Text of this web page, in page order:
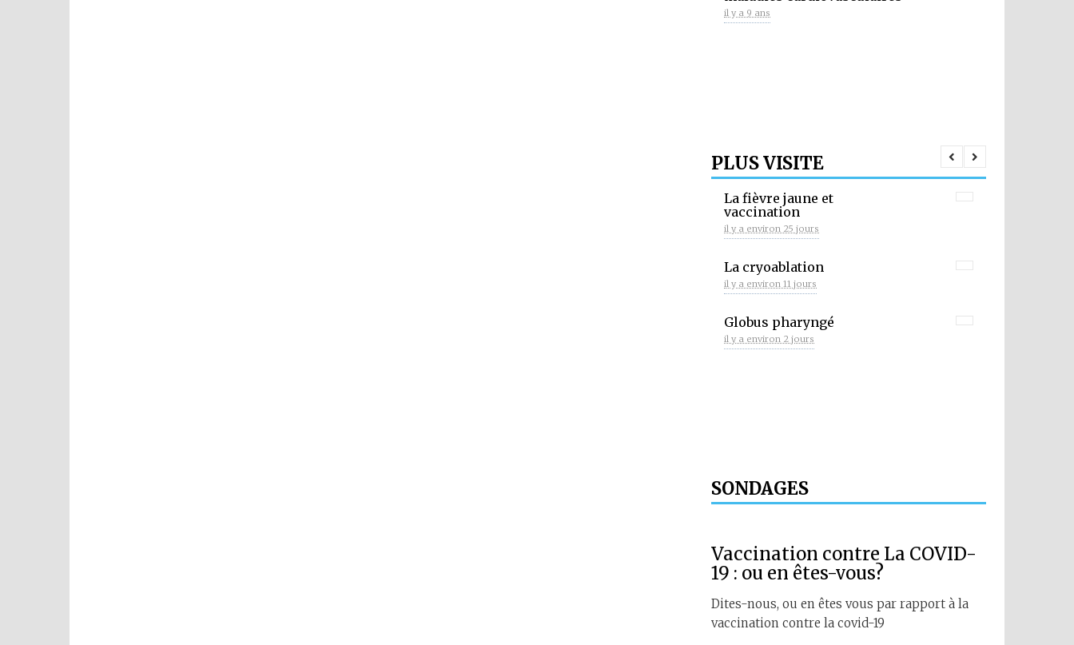
il y a 9 ans
PLUS VISITE
La fièvre jaune et
vaccination
il y a environ 25 jours
La cryoablation
il y a environ 11 jours
Globus pharyngé
il y a environ 2 jours
SONDAGES
Vaccination contre La COVID-
19 : ou en êtes-vous?
Dites-nous, ou en êtes vous par rapport à la
vaccination contre la covid-19